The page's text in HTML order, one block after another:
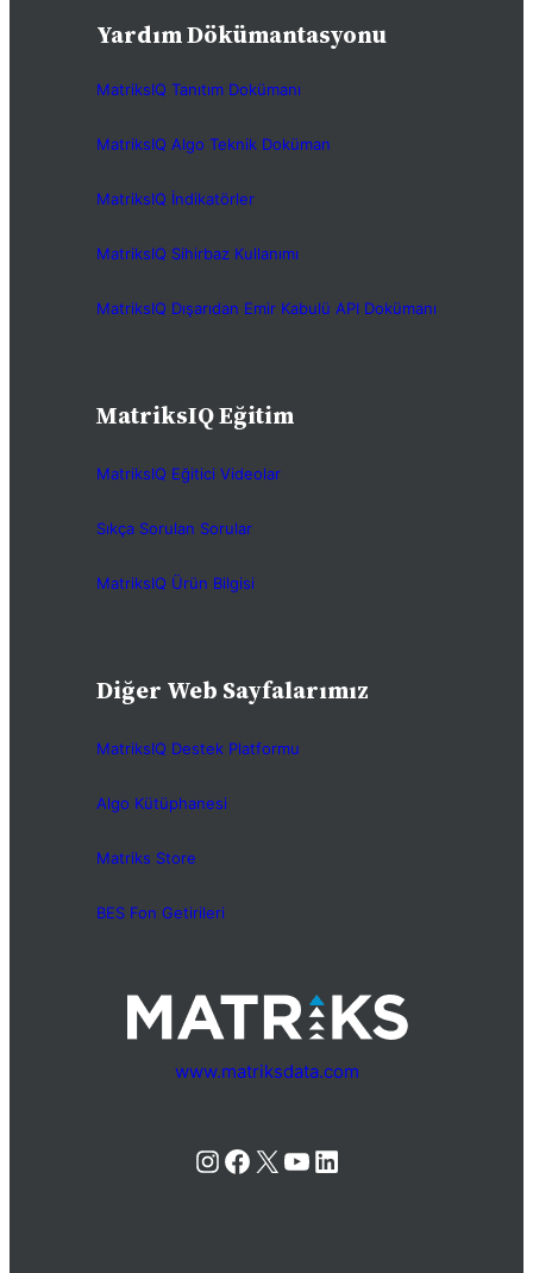
Yardım Dökümantasyonu
MatriksIQ Tanıtım Dokümanı
MatriksIQ Algo Teknik Doküman
MatriksIQ İndikatörler
MatriksIQ Sihirbaz Kullanımı
MatriksIQ Dışarıdan Emir Kabulü API Dokümanı
MatriksIQ Eğitim
MatriksIQ Eğitici Videolar
Sıkça Sorulan Sorular
MatriksIQ Ürün Bilgisi
Diğer Web Sayfalarımız
MatriksIQ Destek Platformu
Algo Kütüphanesi
Matriks Store
BES Fon Getirileri
www.matriksdata.com
Instagram
Facebook
XYouTube
LinkedIn